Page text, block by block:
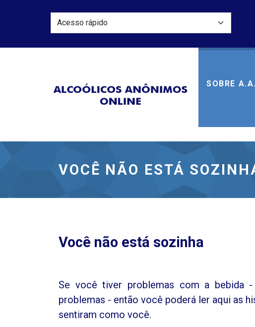
Alcoólicos
SOBRE A.A.
VOCÊ NÃO ESTÁ
Você não está sozinha
Se você tiver problemas com a bebida
problemas - então você poderá ler aqui as
sentiram como você.